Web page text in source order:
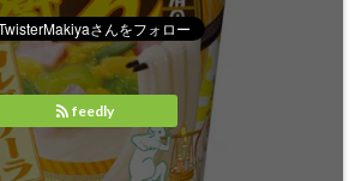
feedly